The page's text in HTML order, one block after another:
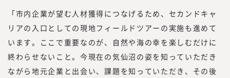
「市内企業が望む人材獲得につなげるため、セカンドキャ
リアの入口としての現地フィールドツアーの実施も進めて
います。ここで重要なのが、自然や海の幸を楽しむだけに
終わらせないこと。今現在の気仙沼の姿を知っていただき
ながら地元企業と出会い、課題を知っていただき、その後